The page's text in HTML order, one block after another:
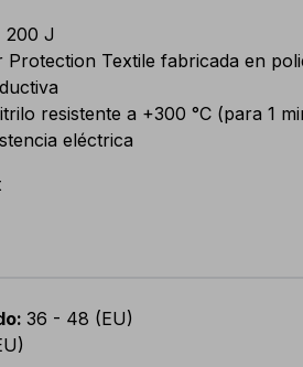
200 J
Protection Textile fabricada en
resistente a +300 °C (para 1
eléctrica
: 36 - 48 (EU)